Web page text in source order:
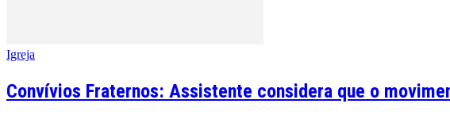
Igreja
Convívios Fraternos: Assistente considera que o